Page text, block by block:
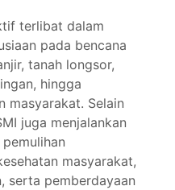
terlibat dalam
pada bencana
tanah longsor,
hingga
masyarakat. Selain
juga menjalankan
masyarakat,
serta pemberdayaan